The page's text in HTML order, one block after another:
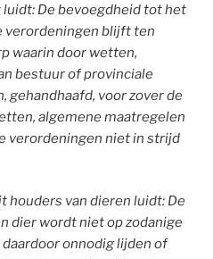
De bevoegdheid tot het
verordeningen blijft ten
waarin door wetten,
bestuur of provinciale
gehandhaafd, voor zover de
algemene maatregelen
verordeningen niet in strijd
houders van dieren luidt: De
dier wordt niet op zodanige
onnodig lijden of